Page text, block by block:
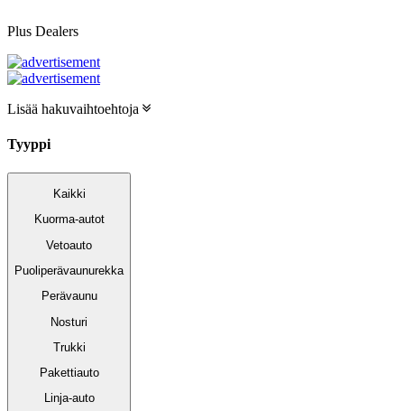
Plus Dealers
Lisää hakuvaihtoehtoja
Tyyppi
Kaikki
Kuorma-autot
Vetoauto
Puoliperävaunurekka
Perävaunu
Nosturi
Trukki
Pakettiauto
Linja-auto